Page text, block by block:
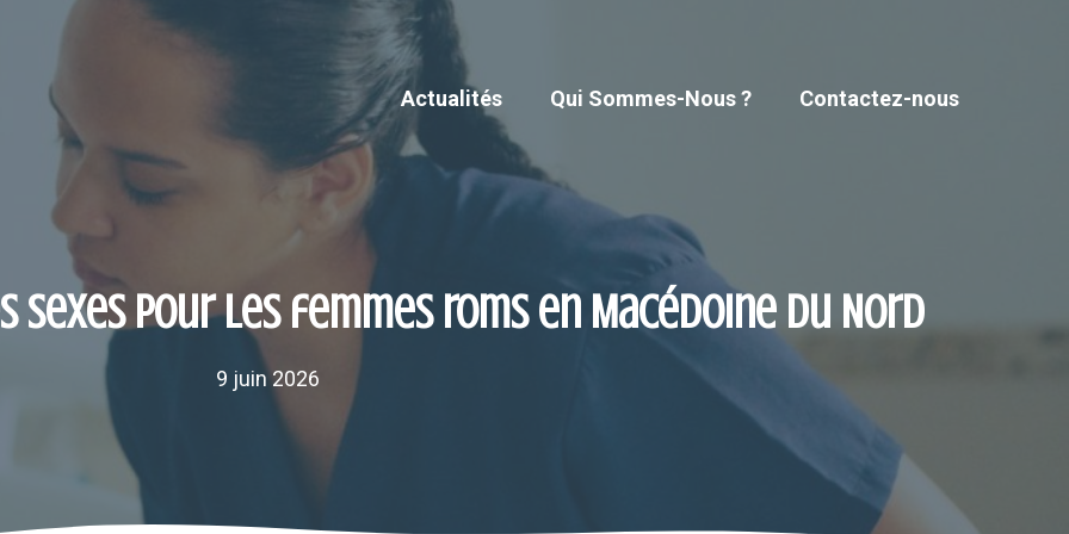
Actualités Qui Sommes-Nous ? Contactez-nous
pour les femmes roms en Macédoine du Nord
9 juin 2026